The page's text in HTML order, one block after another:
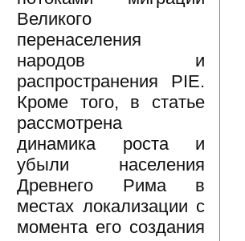
Великого
перенаселения
народов и
распространения PIE.
Кроме того, в статье
рассмотрена
динамика роста и
убыли населения
Древнего Рима в
местах локализации с
момента его создания